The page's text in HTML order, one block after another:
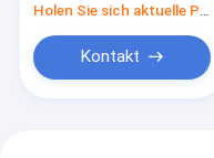
Tragbarer Axle Scales
Holen Sie sich aktuelle Preis
Kontakt